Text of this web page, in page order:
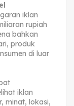
iklan
rupiah
bahkan
produk
di luar
iklan
minat, lokasi,